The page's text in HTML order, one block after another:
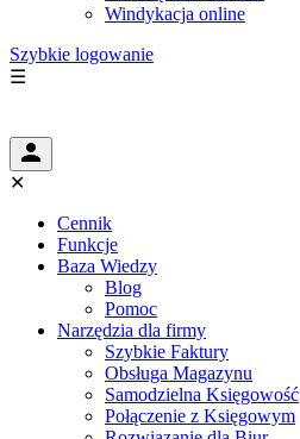
Windykacja online
Szybkie logowanie
☰
✕
Cennik
Funkcje
Baza Wiedzy
Blog
Pomoc
Narzędzia dla firmy
Szybkie Faktury
Obsługa Magazynu
Samodzielna Księgowość
Połączenie z Księgowym